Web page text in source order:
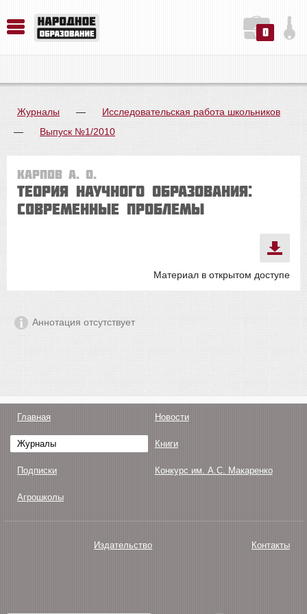
0
Журналы —
Исследовательская работа школьников
—
Выпуск №1/2010
Карпов А. О.
Теория научного образования:
современные проблемы
Материал в открытом доступе
Аннотация отсутствует
Главная Новости
Журналы Книги
Подписки Конкурс им. А.С. Макаренко
Агрошколы
Издательство Контакты